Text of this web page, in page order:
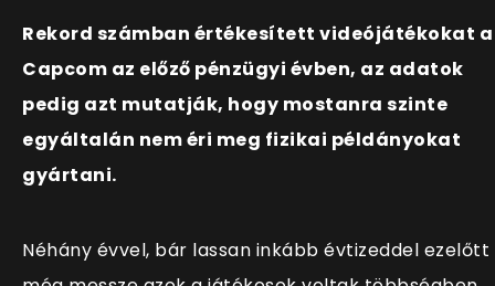
Rekord számban értékesített videójátékokat a
Capcom az előző pénzügyi évben, az adatok
pedig azt mutatják, hogy mostanra szinte
egyáltalán nem éri meg fizikai példányokat
gyártani.
Néhány évvel, bár lassan inkább évtizeddel ezelőtt